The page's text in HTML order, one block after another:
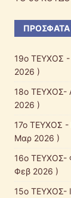
19ο ΤΕΥΧΟΣ
2026 )
18ο ΤΕΥΧΟΣ-
2026 )
17ο ΤΕΥΧΟΣ
Μαρ 2026 )
16o ΤΕΥΧΟΣ-
Φεβ 2026 )
15ο ΤΕΥΧΟΣ-